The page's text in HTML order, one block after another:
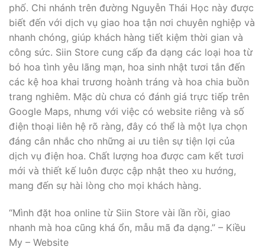
phố. Chi nhánh trên đường Nguyễn Thái Học này được
biết đến với dịch vụ giao hoa tận nơi chuyên nghiệp và
nhanh chóng, giúp khách hàng tiết kiệm thời gian và
công sức. Siin Store cung cấp đa dạng các loại hoa từ
bó hoa tình yêu lãng mạn, hoa sinh nhật tươi tắn đến
các kệ hoa khai trương hoành tráng và hoa chia buồn
trang nghiêm. Mặc dù chưa có đánh giá trực tiếp trên
Google Maps, nhưng với việc có website riêng và số
điện thoại liên hệ rõ ràng, đây có thể là một lựa chọn
đáng cân nhắc cho những ai ưu tiên sự tiện lợi của
dịch vụ điện hoa. Chất lượng hoa được cam kết tươi
mới và thiết kế luôn được cập nhật theo xu hướng,
mang đến sự hài lòng cho mọi khách hàng.
“Mình đặt hoa online từ Siin Store vài lần rồi, giao
nhanh mà hoa cũng khá ổn, mẫu mã đa dạng.” – Kiều
My – Website